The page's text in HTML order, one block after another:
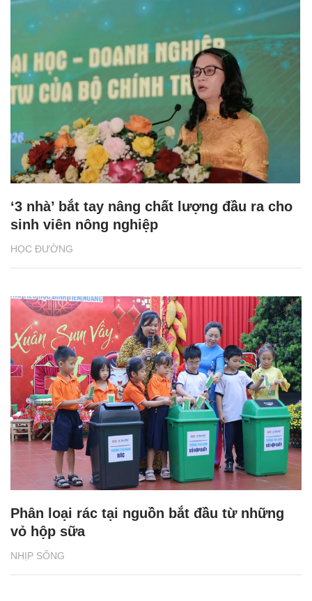
HỌC ĐƯỜNG
‘3 nhà’ bắt tay nâng chất lượng đầu ra cho
sinh viên nông nghiệp
NHỊP SỐNG
Phân loại rác tại nguồn bắt đầu từ những
vỏ hộp sữa